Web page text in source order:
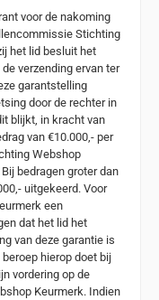
voor de nakoming
Stichting
het lid besluit het
verzending ervan ter
garantstelling
door de rechter in
blijkt, in kracht van
van €10.000,- per
Webshop
bedragen groter dan
uitgekeerd. Voor
een
dat het lid het
van deze garantie is
hierop doet bij
vordering op de
Keurmerk. Indien